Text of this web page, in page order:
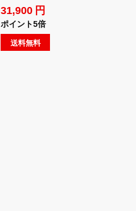
31,900 円
ポイント5倍
送料無料